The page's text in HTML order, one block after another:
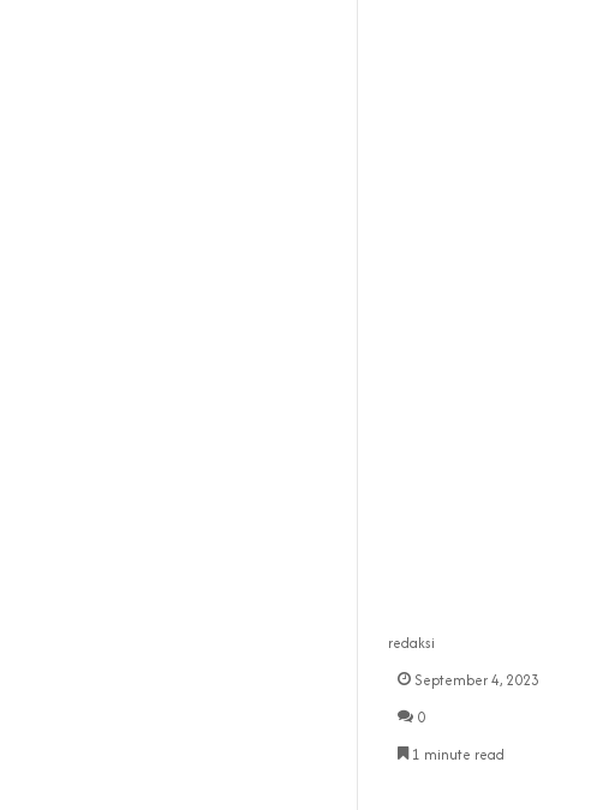
redaksi
September 4, 2023
0
1 minute read